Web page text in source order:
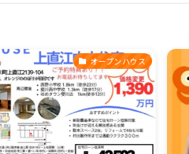
オープンハウス